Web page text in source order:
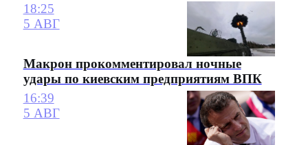
18:25
5 АВГ
Макрон прокомментировал ночные
удары по киевским предприятиям ВПК
16:39
5 АВГ